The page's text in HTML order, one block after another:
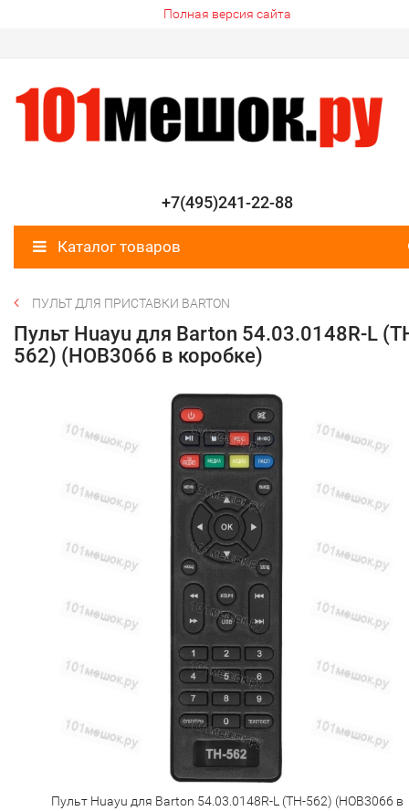
Полная версия сайта
+7(495)241-22-88
Каталог товаров
ПУЛЬТ ДЛЯ ПРИСТАВКИ BARTON
Пульт Huayu для Barton 54.03.0148R-L
562) (HOB3066 в коробке)
Пульт Huayu для Barton 54.03.0148R-L (TH-562) (HOB3066 в